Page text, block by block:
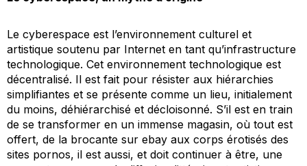
Le cyberespace est l’environnement culturel et
artistique soutenu par Internet en tant qu’infrastructure
technologique. Cet environnement technologique est
décentralisé. Il est fait pour résister aux hiérarchies
simplifiantes et se présente comme un lieu, initialement
du moins, déhiérarchisé et décloisonné. S’il est en train
de se transformer en un immense magasin, où tout est
offert, de la brocante sur ebay aux corps érotisés des
sites pornos, il est aussi, et doit continuer à être, une